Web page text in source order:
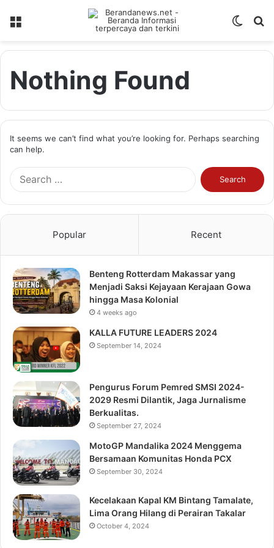
Menu
Switch
Nothing Found
It seems we can’t find what you’re looking for. Perhaps searching
can help.
Search
for:
Popular Recent
Benteng Rotterdam Makassar yang
Menjadi Saksi Kejayaan Kerajaan Gowa
hingga Masa Kolonial
4 weeks ago
KALLA FUTURE LEADERS 2024
September 14, 2024
Pengurus Forum Pemred SMSI 2024-
2029 Resmi Dilantik, Jaga Jurnalisme
Berkualitas.
September 27, 2024
MotoGP Mandalika 2024 Menggema
Bersamaan Komunitas Honda PCX
September 30, 2024
Kecelakaan Kapal KM Bintang Tamalate,
Lima Orang Hilang di Perairan Takalar
October 4, 2024